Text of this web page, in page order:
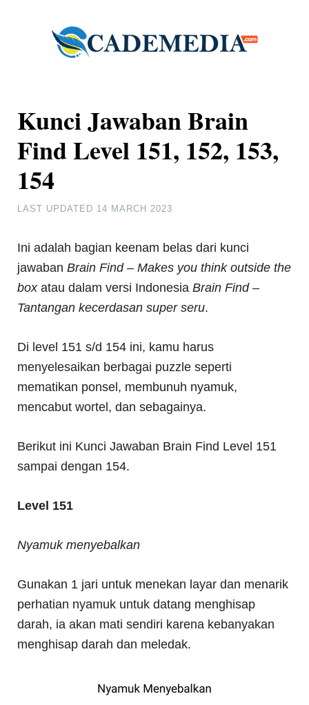
Kunci Jawaban Brain
Find Level 151, 152, 153,
154
LAST UPDATED 14 MARCH 2023
Ini adalah bagian keenam belas dari kunci
jawabanBrain Find – Makes you think outside the
boxatau dalam versi IndonesiaBrain Find –
Tantangan kecerdasan super seru.
Di level 151 s/d 154 ini, kamu harus
menyelesaikan berbagai puzzle seperti
mematikan ponsel, membunuh nyamuk,
mencabut wortel, dan sebagainya.
Berikut ini Kunci Jawaban Brain Find Level 151
sampai dengan 154.
Level 151
Nyamuk menyebalkan
Gunakan 1 jari untuk menekan layar dan menarik
perhatian nyamuk untuk datang menghisap
darah, ia akan mati sendiri karena kebanyakan
menghisap darah dan meledak.